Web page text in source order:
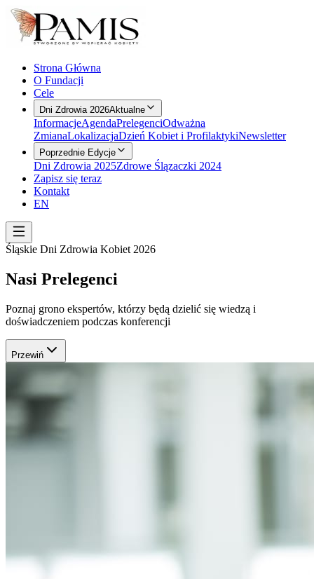
Strona Główna
O Fundacji
Cele
Dni Zdrowia 2026Aktualne
InformacjeAgendaPrelegenciOdważna
ZmianaLokalizacjaDzień Kobiet i ProfilaktykiNewsletter
Poprzednie Edycje
Dni Zdrowia 2025Zdrowe Ślązaczki 2024
Zapisz się teraz
Kontakt
EN
Śląskie Dni Zdrowia Kobiet 2026
Nasi Prelegenci
Poznaj grono ekspertów, którzy będą dzielić się wiedzą i
doświadczeniem podczas konferencji
Przewiń